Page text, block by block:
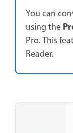
You can
using the
Pro. This
Reader.